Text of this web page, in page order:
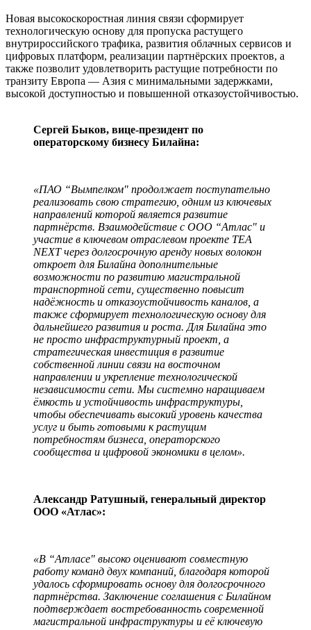
Новая высокоскоростная линия связи сформирует
технологическую основу для пропуска растущего
внутрироссийского трафика, развития облачных сервисов и
цифровых платформ, реализации партнёрских проектов, а
также позволит удовлетворить растущие потребности по
транзиту Европа — Азия с минимальными задержками,
высокой доступностью и повышенной отказоустойчивостью.
Сергей Быков, вице-президент по
операторскому бизнесу Билайна:
«ПАО “Вымпелком" продолжает поступательно
реализовать свою стратегию, одним из ключевых
направлений которой является развитие
партнёрств. Взаимодействие с ООО “Атлас" и
участие в ключевом отраслевом проекте TEA
NEXT через долгосрочную аренду новых волокон
откроет для Билайна дополнительные
возможности по развитию магистральной
транспортной сети, существенно повысит
надёжность и отказоустойчивость каналов, а
также сформирует технологическую основу для
дальнейшего развития и роста. Для Билайна это
не просто инфраструктурный проект, а
стратегическая инвестиция в развитие
собственной линии связи на восточном
направлении и укрепление технологической
независимости сети. Мы системно наращиваем
ёмкость и устойчивость инфраструктуры,
чтобы обеспечивать высокий уровень качества
услуг и быть готовыми к растущим
потребностям бизнеса, операторского
сообщества и цифровой экономики в целом».
Александр Ратушный, генеральный директор
ООО «Атлас»:
«В “Атласе" высоко оценивают совместную
работу команд двух компаний, благодаря которой
удалось сформировать основу для долгосрочного
партнёрства. Заключение соглашения с Билайном
подтверждает востребованность современной
магистральной инфраструктуры и её ключевую